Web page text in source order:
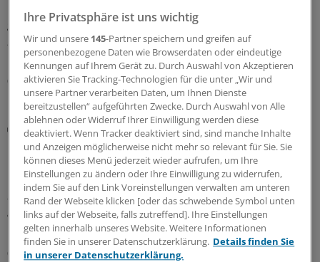
mit Angst und Stress verbunden – so dass sie ihn, wo es
geht, vermeiden.Dr. Janina Schwabl
„ÄrzteTag“-Podcast, warum diese Ängste so groß sind
und was Ärztinnen und Ärzte tun können.
05.08.2026
Diskriminierung
Rassismus in der Praxis: Neuer Leitfaden klärt
über rechtliche Handlungsmöglichkeiten auf
Ein neuer Leitfaden der Charité Berlin beleuchtet
anhand realer Fälle die rechtliche Verantwortung von
Arztpraxen bei Diskriminierung und zeigt auf, welche
Handlungsmöglichkeiten es gibt.
05.08.2026
Ihre Privatsphäre ist uns wichtig
Wir und unsere 145-Partner speichern und greifen auf
personenbezogene Daten wie Browserdaten oder eindeutige
Kennungen auf Ihrem Gerät zu. Durch Auswahl von Akzeptieren
aktivieren Sie Tracking-Technologien für die unter „Wir und
unsere Partner verarbeiten Daten, um Ihnen Dienste
bereitzustellen“ aufgeführten Zwecke. Durch Auswahl von Alle
ablehnen oder Widerruf Ihrer Einwilligung werden diese
deaktiviert. Wenn Tracker deaktiviert sind, sind manche Inhalte
und Anzeigen möglicherweise nicht mehr so relevant für Sie. Sie
können dieses Menü jederzeit wieder aufrufen, um Ihre
Einstellungen zu ändern oder Ihre Einwilligung zu widerrufen,
indem Sie auf den Link Voreinstellungen verwalten am unteren
Rand der Webseite klicken [oder das schwebende Symbol unten
links auf der Webseite, falls zutreffend]. Ihre Einstellungen
gelten innerhalb unseres Website. Weitere Informationen
finden Sie in unserer Datenschutzerklärung. Details finden Sie
in unserer Datenschutzerklärung.